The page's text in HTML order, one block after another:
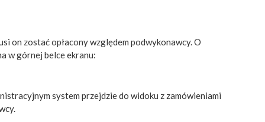
on zostać opłacony względem podwykonawcy. O
w górnej belce ekranu:
system przejdzie do widoku z zamówieniami